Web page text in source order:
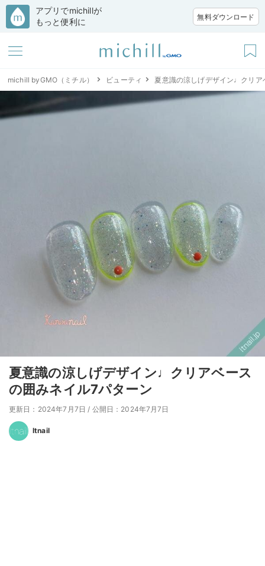
アプリでmichillが
もっと便利に
無料ダウンロード
michill byGMO（ミチル） ビューティ 夏意識の涼しげデザイン♩クリア
夏意識の涼しげデザイン♩クリアベース
の囲みネイル7パターン
更新日：2024年7月7日 / 公開日：2024年7月7日
Itnail